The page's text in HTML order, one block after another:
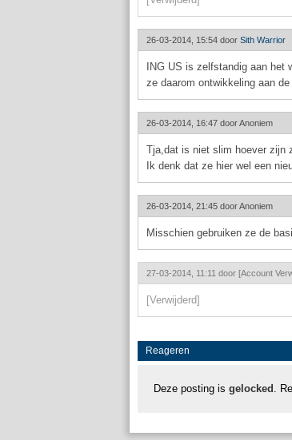
26-03-2014, 15:54 door Sith Warrior
ING US is zelfstandig aan het
ze daarom ontwikkeling aan
26-03-2014, 16:47 doorAnoniem
Tja,dat is niet slim hoever zijn
Ik denk dat ze hier wel een
26-03-2014, 21:45 doorAnoniem
Misschien gebruiken ze de
27-03-2014, 11:11 door [Account
[Verwijderd]
Reageren
Deze posting is gelocked .